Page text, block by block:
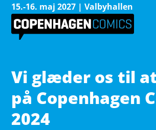
15.-16. maj 2027 | Valbyhallen
Vi glæder os til
på Copenhagen
2024